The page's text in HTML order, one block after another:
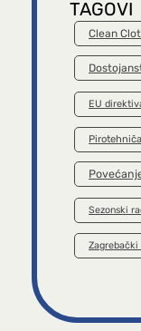
TAGOVI
Clean
EU
Sezonski
Zagrebački